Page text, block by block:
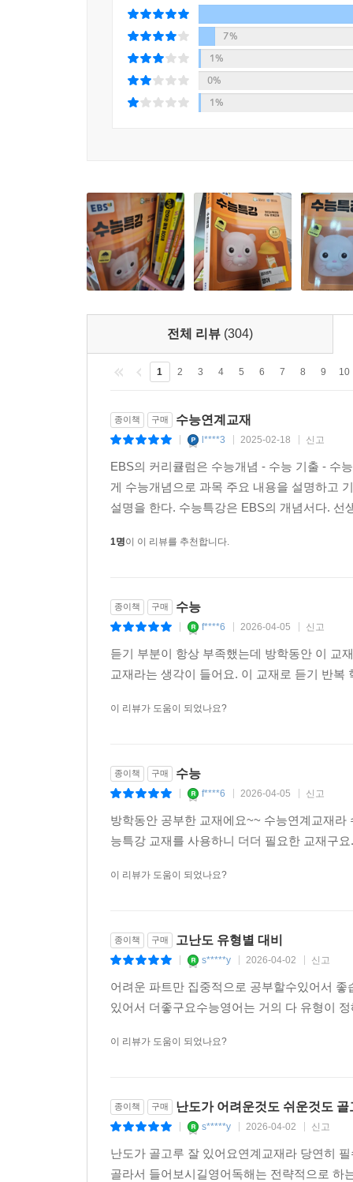
정답과 해설
『EBS 수능특강 영어영역 영어듣기 (2025년)』
Part Ⅰ. 유형편
05. 할 일
06. 숫자 정보
07. 이유
08. 유형 심화Ⅰ
09. 언급 유무
12. 짧은 대화의 응답
13. 긴 대화의 응답
14. 상황에 적절한 말
16. 유형 심화Ⅱ
Part Ⅱ. 소재편
17. 학업, 교육
19. 여행, 체험 활동
Part Ⅲ. 실전편
22. 실전 모의고사 1회
24. 실전 모의고사 3회
27. 실전 모의고사 6회
정답과 해설
7%
1%
0%
1%
전체 리뷰 (304)
1 2 3 4 5 6 7 8 9 10
종이책 구매 수능연계교재
l****3 2025-02-18 신고
EBS의 커리큘럼은 수능개념 - 수능 기출 - 수
게 수능개념으로 과목 주요 내용을 설명하고
설명을 한다. 수능특강은 EBS의 개념서다.
1명이 이 리뷰를 추천합니다.
종이책 구매 수능
f****6 2026-04-05 신고
듣기 부분이 항상 부족했는데 방학동안 이 교
교재라는 생각이 들어요. 이 교재로 듣기 반
이 리뷰가 도움이 되었나요?
종이책 구매 수능
f****6 2026-04-05 신고
방학동안 공부한 교재에요~~ 수능연계교재
능특강 교재를 사용하니 더더 필요한 교재구
이 리뷰가 도움이 되었나요?
종이책 구매 고난도 유형별 대비
s*****y 2026-04-02 신고
어려운 파트만 집중적으로 공부할수있어서
있어서 더좋구요수능영어는 거의 다 유형이
이 리뷰가 도움이 되었나요?
종이책 구매 난도가 어려운것도 쉬운것도 골
s*****y 2026-04-02 신고
난도가 골고루 잘 있어요연계교재라 당연히
골라서 들어보시길영어독해는 전략적으로 하